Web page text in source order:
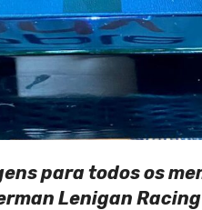
para todos os
Lenigan Racing